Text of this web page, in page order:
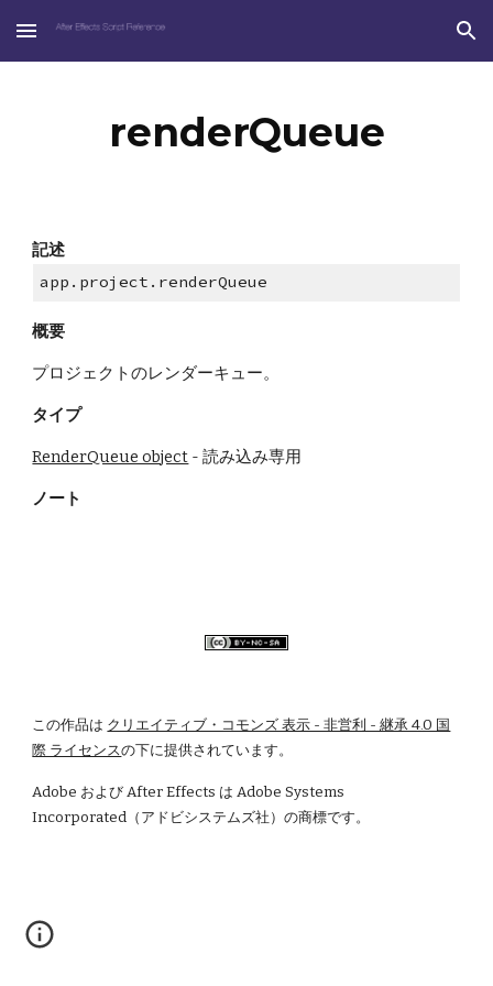
Skip to main content Skip to navigation
renderQueue
記述
app.project.renderQueue
概要
プロジェクトのレンダーキュー。
タイプ
RenderQueue object - 読み込み専用
ノート
この作品は クリエイティブ・コモンズ 表示 - 非営利 - 継承 4.0 国
際 ライセンスの下に提供されています。
Adobe および After Effects は Adobe Systems
Incorporated（アドビシステムズ社）の商標です。